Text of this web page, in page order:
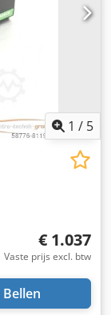
1 / 5
€ 1.037
Vaste prijs excl. btw
Bellen